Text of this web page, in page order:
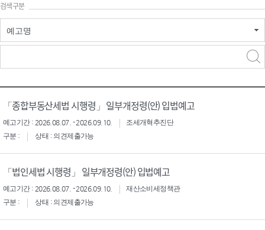
검색구분
예고명
「종합부동산세법 시행령」 일부개정령(안) 입법예고
예고기간 : 2026.08.07. - 2026.09.10.
조세개혁추진단
구분 :
상태 : 의견제출가능
「법인세법 시행령」 일부개정령(안) 입법예고
예고기간 : 2026.08.07. - 2026.09.10.
재산소비세정책관
구분 :
상태 : 의견제출가능